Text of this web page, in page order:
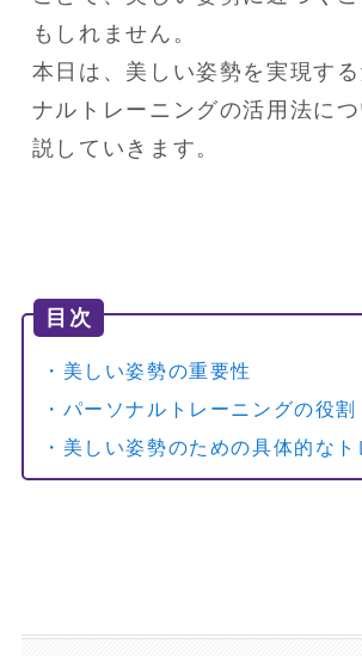
もしれません。
本日は、美しい姿勢を実現す
ナルトレーニングの活用法に
説していきます。
目次
・美しい姿勢の重要性
・パーソナルトレーニングの役割
・美しい姿勢のための具体的な